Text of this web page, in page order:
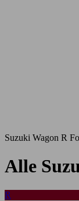
Suzuki Wagon R
Alle
R